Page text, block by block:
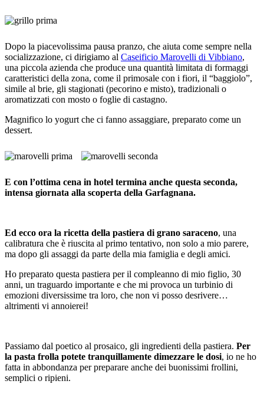
Dopo la piacevolissima pausa pranzo, che aiuta come sempre nella
socializzazione, ci dirigiamo al Caseificio Marovelli di Vibbiano,
una piccola azienda che produce una quantità limitata di formaggi
caratteristici della zona, come il primosale con i fiori, il “baggiolo”,
simile al brie, gli stagionati (pecorino e misto), tradizionali o
aromatizzati con mosto o foglie di castagno.
Magnifico lo yogurt che ci fanno assaggiare, preparato come un
dessert.
E con l’ottima cena in hotel termina anche questa seconda,
intensa giornata alla scoperta della Garfagnana.
Ed ecco ora la ricetta della pastiera di grano saraceno, una
calibratura che è riuscita al primo tentativo, non solo a mio parere,
ma dopo gli assaggi da parte della mia famiglia e degli amici.
Ho preparato questa pastiera per il compleanno di mio figlio, 30
anni, un traguardo importante e che mi provoca un turbinio di
emozioni diversissime tra loro, che non vi posso desrivere…
altrimenti vi annoierei!
Passiamo dal poetico al prosaico, gli ingredienti della pastiera. Per
la pasta frolla potete tranquillamente dimezzare le dosi, io ne ho
fatta in abbondanza per preparare anche dei buonissimi frollini,
semplici o ripieni.